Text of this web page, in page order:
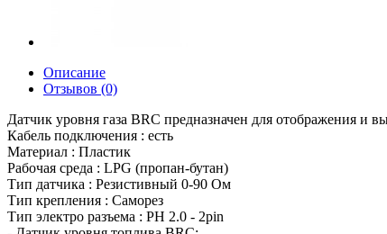
Описание
Отзывов (0)
Датчик уровня газа BRC предназначен для отображения и
Кабель подключения : есть
Материал : Пластик
Рабочая среда : LPG (пропан-бутан)
Тип датчика : Резистивный 0-90 Ом
Тип крепления : Саморез
Тип электро разъема : PH 2.0 - 2pin